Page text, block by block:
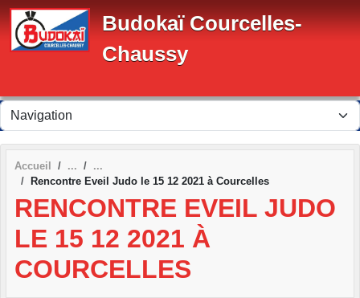
Budokaï Courcelles-
Chaussy
Accueil
Rencontre Eveil Judo le 15 12 2021 à Courcelles
RENCONTRE EVEIL JUDO
LE 15 12 2021 À
COURCELLES
Panneau de gestion des cookies